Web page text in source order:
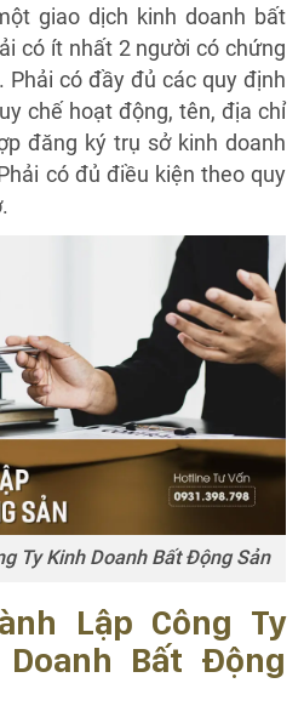
giao dịch kinh doanh bất
có ít nhất 2 người có chứng
Phải có đầy đủ các quy định
chế hoạt động, tên, địa chỉ
đăng ký trụ sở kinh doanh
có đủ điều kiện theo quy
Ty Kinh Doanh Bất Động Sản
Lập Công Ty
Bất Động